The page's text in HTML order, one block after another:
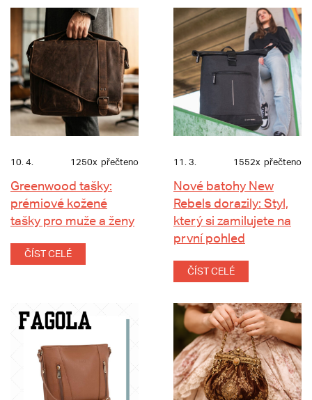
10. 4. 1250x přečteno
Greenwood tašky:
prémiové kožené
tašky pro muže a ženy
ČÍST CELÉ
11. 3. 1552x přečteno
Nové batohy New
Rebels dorazily: Styl,
který si zamilujete na
první pohled
ČÍST CELÉ